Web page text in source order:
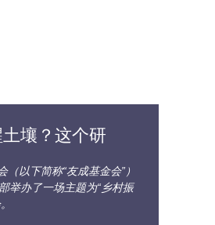
壤？这个研
以下简称“友成基金会”）
举办了一场主题为“乡村振